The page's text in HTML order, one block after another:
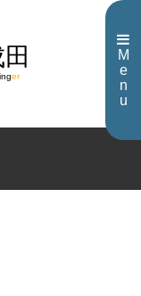
M
e
n
u
er